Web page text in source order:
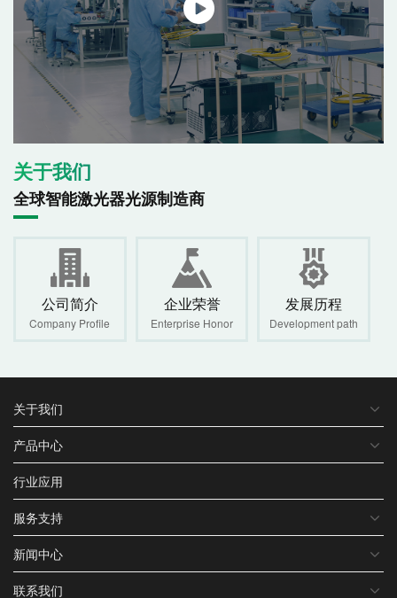
关于我们
全球智能激光器光源制造商
公司简介
Company Profile
企业荣誉
Enterprise Honor
发展历程
Development path
关于我们
产品中心
行业应用
服务支持
新闻中心
联系我们